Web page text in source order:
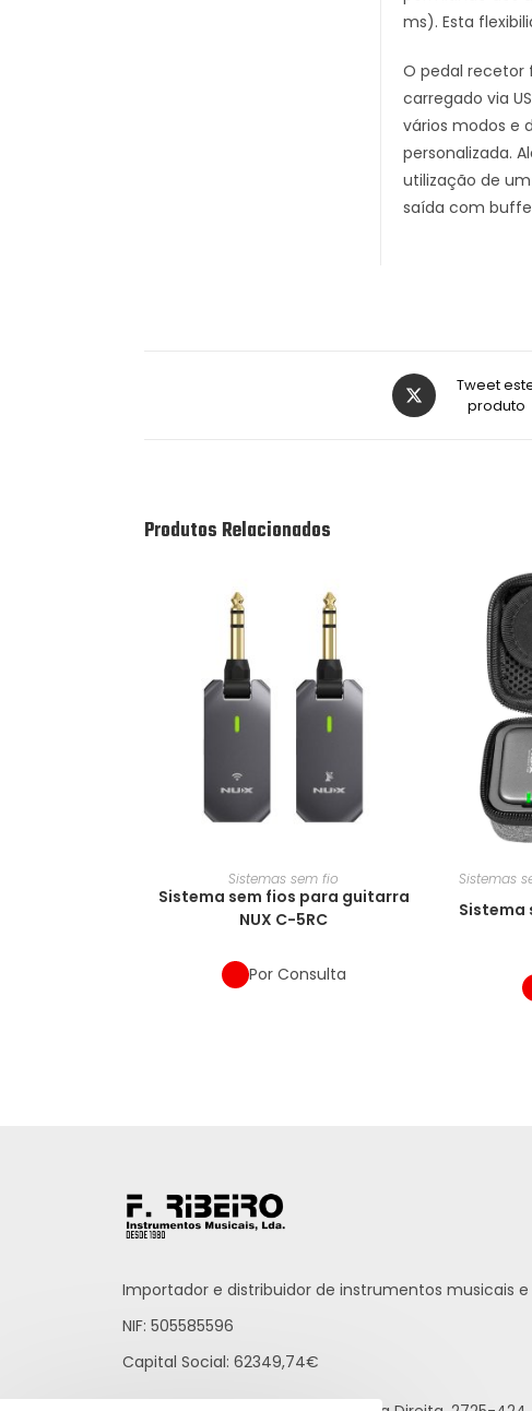
ms). Esta
O pedal recetor
carregado via
vários modos e
personalizada.
utilização de
saída com
Tweet
produto
Produtos Relacionados
Sistemas sem fio
Sistema sem fios para guitarra
NUX C-5RC
Por Consulta
Sistemas
Sistema
Importador e distribuidor de instrumentos musicais e
NIF: 505585596
Capital Social: 62349,74€